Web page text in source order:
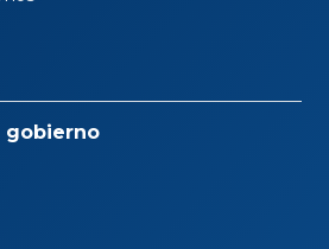
gobierno